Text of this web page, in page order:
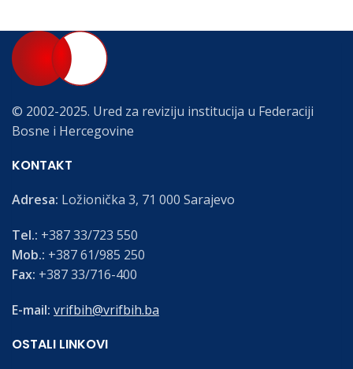
© 2002-2025. Ured za reviziju institucija u Federaciji
Bosne i Hercegovine
KONTAKT
Adresa: Ložionička 3, 71 000 Sarajevo
Tel.: +387 33/723 550
Mob.: +387 61/985 250
Fax: +387 33/716-400
E-mail: vrifbih@vrifbih.ba
OSTALI LINKOVI